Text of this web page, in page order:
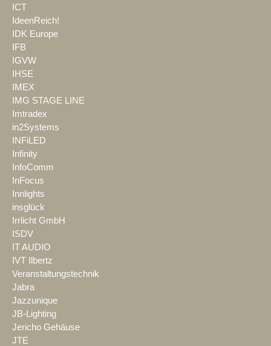
ICT
IdeenReich!
IDK Europe
IFB
IGVW
IHSE
IMEX
IMG STAGE LINE
Imtradex
in2Systems
INFiLED
Infinity
InfoComm
InFocus
Innlights
insglück
Irrlicht GmbH
ISDV
IT AUDIO
IVT Ilbertz
Veranstaltungstechnik
Jabra
Jazzunique
JB-Lighting
Jericho Gehäuse
JTE